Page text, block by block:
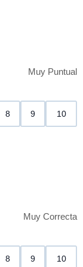
Muy Puntual
8 9 10
Muy Correcta
8 9 10